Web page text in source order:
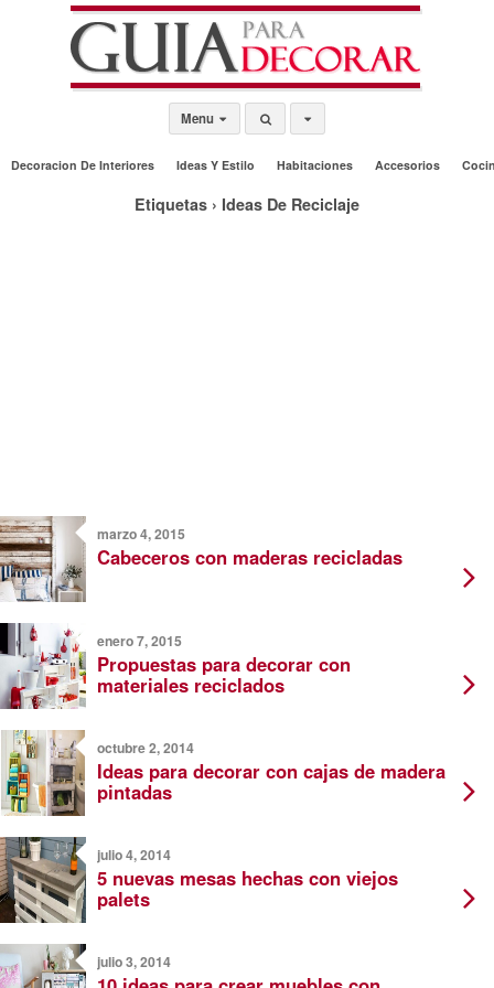
Menu
Decoracion De Interiores Ideas Y Estilo Habitaciones Accesorios
Etiquetas › Ideas De Reciclaje
marzo 4, 2015
Cabeceros con maderas recicladas
enero 7, 2015
Propuestas para decorar con
materiales reciclados
octubre 2, 2014
Ideas para decorar con cajas de madera
pintadas
julio 4, 2014
5 nuevas mesas hechas con viejos
palets
julio 3, 2014